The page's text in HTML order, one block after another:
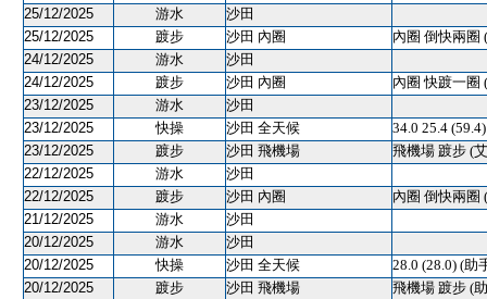
25/12/2025
游水
沙田
25/12/2025
踱步 沙田 內圈
內圈 倒快兩圈
24/12/2025
游水
沙田
24/12/2025
踱步 沙田 內圈
內圈 快踱一圈
23/12/2025
游水
沙田
23/12/2025
快操 沙田 全天候
34.0 25.4
23/12/2025
踱步 沙田 飛機場
飛機場 踱步 (
22/12/2025
游水
沙田
22/12/2025
踱步 沙田 內圈
內圈 倒快兩圈
21/12/2025
游水
沙田
20/12/2025
游水
沙田
20/12/2025
快操 沙田 全天候
28.0 (28.0) (助
20/12/2025
踱步 沙田 飛機場
飛機場 踱步 (